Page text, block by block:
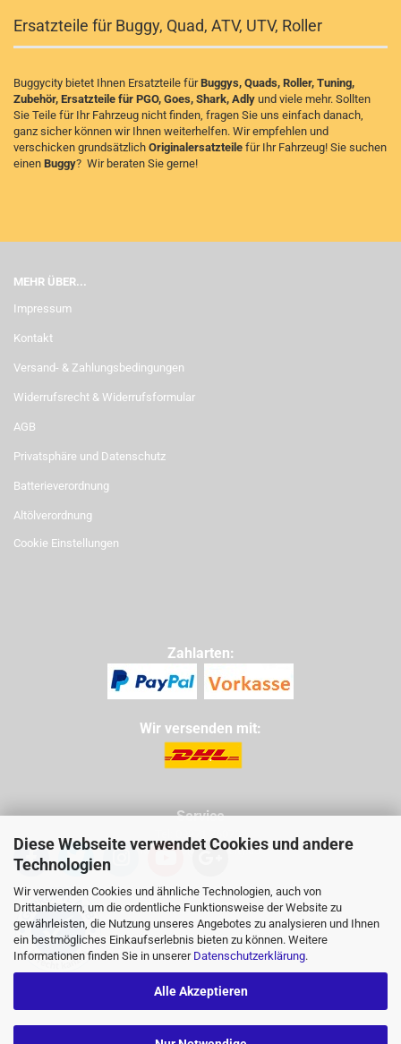
Diese Webseite verwendet Cookies und andere
Technologien
Wir verwenden Cookies und ähnliche Technologien, auch von
Drittanbietern, um die ordentliche Funktionsweise der Website zu
gewährleisten, die Nutzung unseres Angebotes zu analysieren und Ihnen
ein bestmögliches Einkaufserlebnis bieten zu können. Weitere
Informationen finden Sie in unserer Datenschutzerklärung.
Alle Akzeptieren
Ersatzteile für Buggy, Quad, ATV, UTV, Roller
Buggycity bietet Ihnen Ersatzteile fürBuggys, Quads, Roller, Tuning,
Zubehör, Ersatzteile für PGO, Goes, Shark, Adly und viele mehr. Sollten
Sie Teile für Ihr Fahrzeug nicht finden, fragen Sie uns einfach danach,
ganz sicher können wir Ihnen weiterhelfen. Wir empfehlen und
verschicken grundsätzlich Originalersatzteile für Ihr Fahrzeug! Sie suchen
einen Buggy? Wir beraten Sie gerne!
MEHR ÜBER...
Impressum
Kontakt
Versand- & Zahlungsbedingungen
Widerrufsrecht & Widerrufsformular
AGB
Privatsphäre und Datenschutz
Batterieverordnung
Altölverordnung
Cookie Einstellungen
Zahlarten:
Wir versenden mit:
Service
Tel: 09971 760732
Mail: info@buggycity.eu